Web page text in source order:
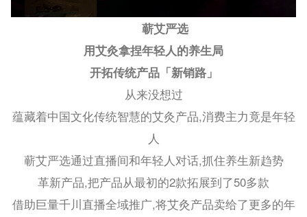
蕲艾严选
用艾灸拿捏年轻人的养生局
开拓传统产品「新销路」
从来没想过
蕴藏着中国文化传统智慧的艾灸产品,消费主力竟是年轻
人
蕲艾严选通过直播间和年轻人对话,抓住养生新趋势
革新产品,把产品从最初的2款拓展到了50多款
借助巨量千川直播全域推广,将艾灸产品卖给了更多的年